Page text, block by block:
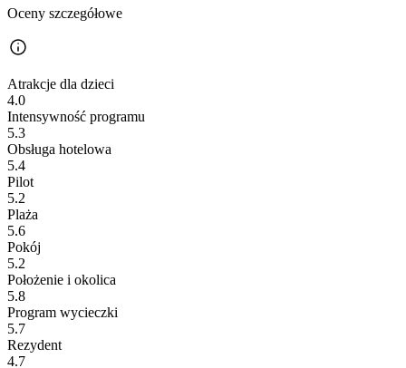
Oceny szczegółowe
Atrakcje dla dzieci
4.0
Intensywność programu
5.3
Obsługa hotelowa
5.4
Pilot
5.2
Plaża
5.6
Pokój
5.2
Położenie i okolica
5.8
Program wycieczki
5.7
Rezydent
4.7